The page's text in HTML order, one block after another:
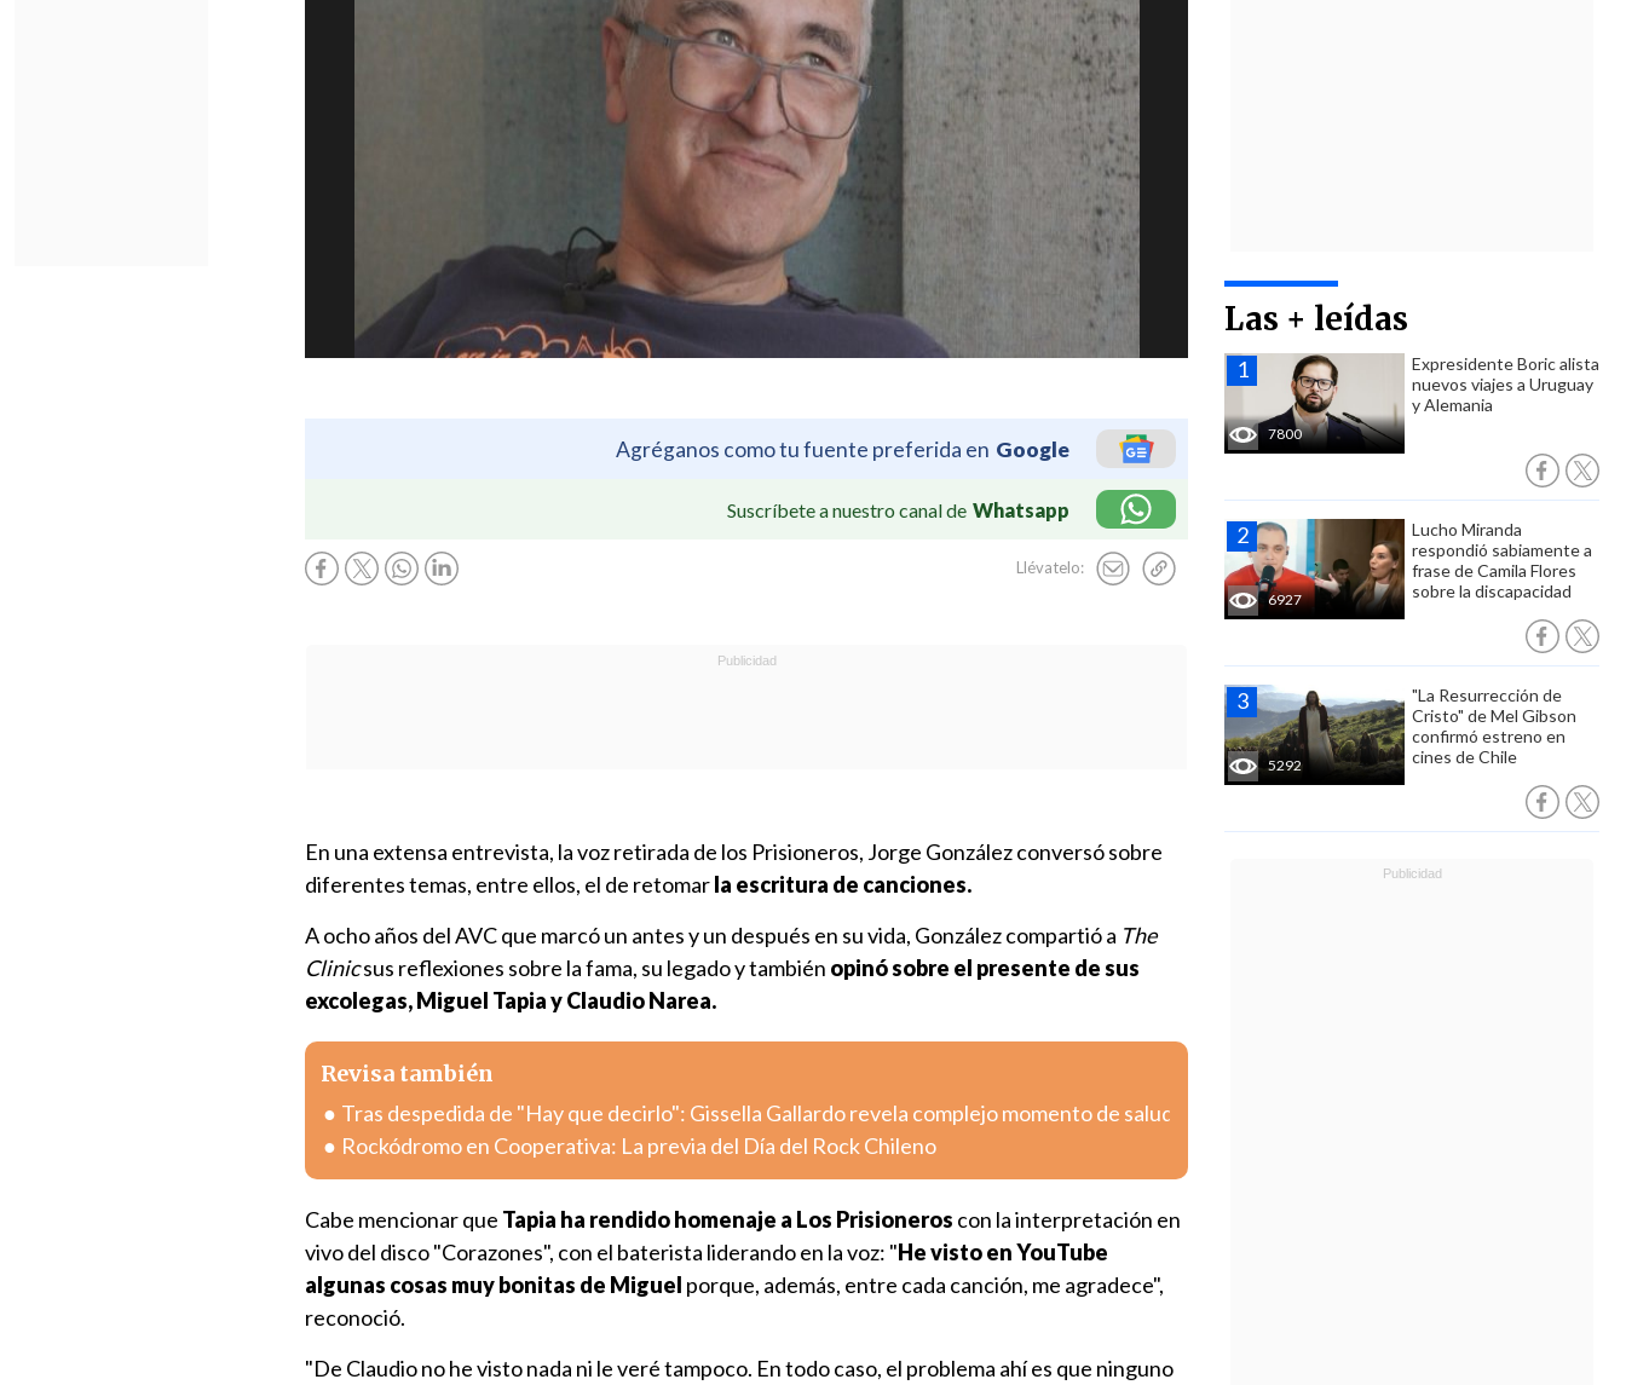
Agréganos como tu fuente preferida en Google
Suscríbete a nuestro canal de Whatsapp
Llévatelo:
Las + leídas
7800
Expresidente Boric alista
nuevos viajes a Uruguay
y Alemania
6927
Lucho Miranda
respondió sabiamente a
frase de Camila Flores
sobre la discapacidad
5292
"La Resurrección de
Cristo" de Mel Gibson
confirmó estreno en
cines de Chile
En una extensa entrevista, la voz retirada de los Prisioneros, Jorge González conversó sobre
diferentes temas, entre ellos, el de retomarla escritura de canciones.
A ocho años del AVC que marcó un antes y un después en su vida, González compartió a The
Clinicsus reflexiones sobre la fama, su legado y también opinó sobre el presente de sus
excolegas, Miguel Tapia y Claudio Narea.
Revisa también
Tras despedida de "Hay que decirlo": Gissella Gallardo revela complejo momento de salud
Rockódromo en Cooperativa: La previa del Día del Rock Chileno
Cabe mencionar que Tapia ha rendido homenaje a Los Prisioneros con la interpretación en
vivo del disco "Corazones", con el baterista liderando en la voz: "He visto en YouTube
algunas cosas muy bonitas de Miguel porque, además, entre cada canción, me agradece",
reconoció.
"De Claudio no he visto nada ni le veré tampoco. En todo caso, el problema ahí es que ninguno